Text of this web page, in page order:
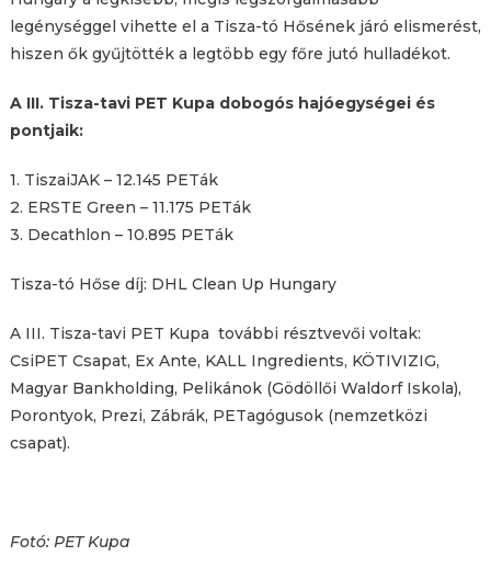
legénységgel vihette el a Tisza-tó Hősének járó elismerést,
hiszen ők gyűjtötték a legtöbb egy főre jutó hulladékot.
A III. Tisza-tavi PET Kupa dobogós hajóegységei és
pontjaik:
1. TiszaiJAK – 12.145 PETák
2. ERSTE Green – 11.175 PETák
3. Decathlon – 10.895 PETák
Tisza-tó Hőse díj: DHL Clean Up Hungary
A III. Tisza-tavi PET Kupa további résztvevői voltak:
CsiPET Csapat, Ex Ante, KALL Ingredients, KÖTIVIZIG,
Magyar Bankholding, Pelikánok (Gödöllői Waldorf Iskola),
Porontyok, Prezi, Zábrák, PETagógusok (nemzetközi
csapat).
Fotó: PET Kupa